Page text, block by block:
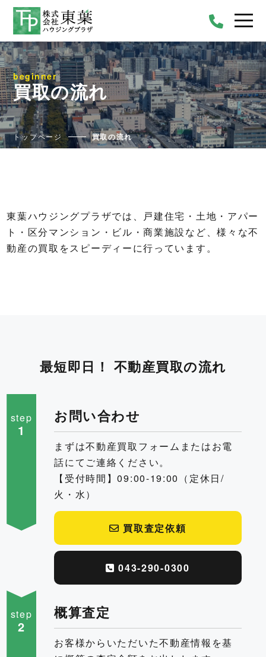
beginner
買取の流れ
トップページ 買取の流れ
東葉ハウジングプラザでは、戸建住宅・土地・アパー
ト・区分マンション・ビル・商業施設など、様々な不
動産の買取をスピーディーに行っています。
最短即日 ！ 不動産買取の流れ
step
1
お問い合わせ
まずは不動産買取フォームまたはお電
話にてご連絡ください。
【受付時間】09:00-19:00（定休日/
火・水）
買取査定依頼
043-290-0300
step
2
概算査定
お客様からいただいた不動産情報を基